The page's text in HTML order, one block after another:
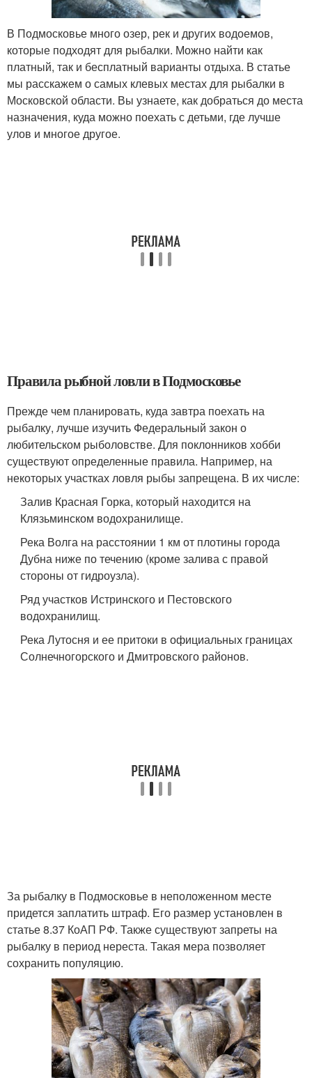
В Подмосковье много озер, рек и других водоемов,
которые подходят для рыбалки. Можно найти как
платный, так и бесплатный варианты отдыха. В статье
мы расскажем о самых клевых местах для рыбалки в
Московской области. Вы узнаете, как добраться до места
назначения, куда можно поехать с детьми, где лучше
улов и многое другое.
Правила рыбной ловли в Подмосковье
Прежде чем планировать, куда завтра поехать на
рыбалку, лучше изучить Федеральный закон о
любительском рыболовстве. Для поклонников хобби
существуют определенные правила. Например, на
некоторых участках ловля рыбы запрещена. В их числе:
Залив Красная Горка, который находится на
Клязьминском водохранилище.
Река Волга на расстоянии 1 км от плотины города
Дубна ниже по течению (кроме залива с правой
стороны от гидроузла).
Ряд участков Истринского и Пестовского
водохранилищ.
Река Лутосня и ее притоки в официальных границах
Солнечногорского и Дмитровского районов.
За рыбалку в Подмосковье в неположенном месте
придется заплатить штраф. Его размер установлен в
статье 8.37 КоАП РФ. Также существуют запреты на
рыбалку в период нереста. Такая мера позволяет
сохранить популяцию.